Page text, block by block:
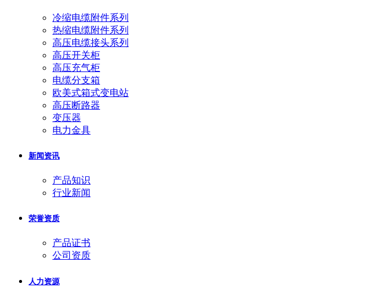
冷缩电缆附件系列
热缩电缆附件系列
高压电缆接头系列
高压开关柜
高压充气柜
电缆分支箱
欧美式箱式变电站
高压断路器
变压器
电力金具
新闻资讯
产品知识
行业新闻
荣誉资质
产品证书
公司资质
人力资源